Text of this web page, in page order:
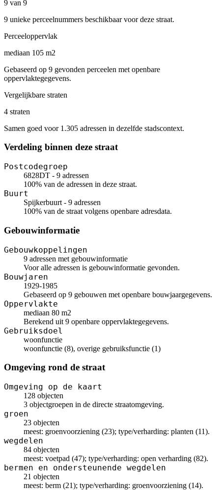
9 van 9
9 unieke perceelnummers beschikbaar voor deze straat.
Perceeloppervlak
mediaan 105 m2
Gebaseerd op 9 gevonden perceelen met openbare
oppervlaktegegevens.
Vergelijkbare straten
4 straten
Samen goed voor 1.305 adressen in dezelfde stadscontext.
Verdeling binnen deze straat
Postcodegroep
6828DT - 9 adressen
100% van de adressen in deze straat.
Buurt
Spijkerbuurt - 9 adressen
100% van de straat volgens openbare adresdata.
Gebouwinformatie
Gebouwkoppelingen
9 adressen met gebouwinformatie
Voor alle adressen is gebouwinformatie gevonden.
Bouwjaren
1929-1985
Gebaseerd op 9 gebouwen met openbare bouwjaargegevens.
Oppervlakte
mediaan 80 m2
Berekend uit 9 openbare oppervlaktegegevens.
Gebruiksdoel
woonfunctie
woonfunctie (8), overige gebruiksfunctie (1)
Omgeving rond de straat
Omgeving op de kaart
128 objecten
3 objectgroepen in de directe straatomgeving.
groen
23 objecten
meest: groenvoorziening (23); type/verharding: planten (11).
wegdelen
84 objecten
meest: voetpad (47); type/verharding: open verharding (82).
bermen en ondersteunende wegdelen
21 objecten
meest: berm (21); type/verharding: groenvoorziening (14).